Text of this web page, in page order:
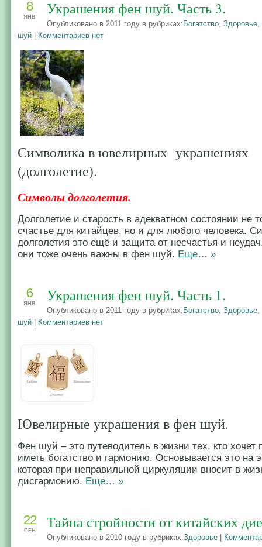
Украшения фен шуй. Часть 3.
Опубликовано в 2011 году в рубриках: Богатство Здоровье
шуй
Комментариев нет
8
ЯНВ
Символика в ювелирных украшениях
(долголетие).
Символы долголетия.
Долголетие и старость в адекватном состоянии не
счастье для китайцев, но и для любого человека.
долголетия это ещё и защита от несчастья и
они тоже очень важны в фен шуй. Еще… »
Украшения фен шуй. Часть 1.
Опубликовано в 2011 году в рубриках: Богатство, Здоровье,
шуй
Комментариев нет
6
ЯНВ
Ювелирные украшения в фен шуй.
Фен шуй – это путеводитель в жизни тех, кто хочет
иметь богатство и гармонию. Основывается это на
которая при неправильной циркуляции вносит в
дисгармонию. Еще… »
Тайна стройности от китайских
Опубликовано в 2010 году в рубриках:Здоровье
22
СЕН